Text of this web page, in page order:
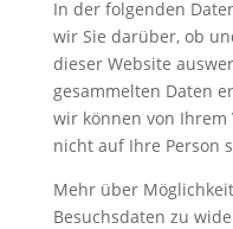
In der folgenden
wir Sie darüber, ob
dieser Website
gesammelten Daten
wir können von Ihrem
nicht auf Ihre Person
Mehr über
Besuchsdaten zu